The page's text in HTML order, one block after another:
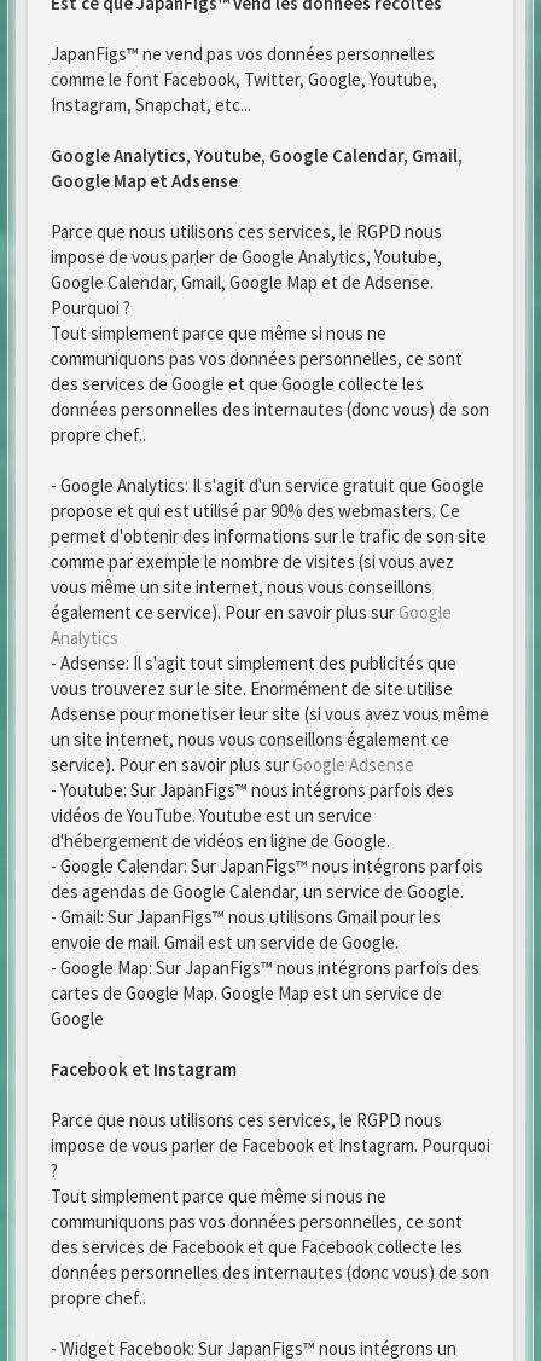
JapanFigs™ ne vend pas vos données personnelles
comme le font Facebook, Twitter, Google, Youtube,
Instagram, Snapchat, etc...
Google Analytics, Youtube, Google Calendar, Gmail,
Google Map et Adsense
Parce que nous utilisons ces services, le RGPD nous
impose de vous parler de Google Analytics, Youtube,
Google Calendar, Gmail, Google Map et de Adsense.
Pourquoi ?
Tout simplement parce que même si nous ne
communiquons pas vos données personnelles, ce sont
des services de Google et que Google collecte les
données personnelles des internautes (donc vous) de son
propre chef..
- Google Analytics: Il s'agit d'un service gratuit que Google
propose et qui est utilisé par 90% des webmasters. Ce
permet d'obtenir des informations sur le trafic de son site
comme par exemple le nombre de visites (si vous avez
vous même un site internet, nous vous conseillons
également ce service). Pour en savoir plus sur Google
Analytics
- Adsense: Il s'agit tout simplement des publicités que
vous trouverez sur le site. Enormément de site utilise
Adsense pour monetiser leur site (si vous avez vous même
un site internet, nous vous conseillons également ce
service). Pour en savoir plus sur Google Adsense
- Youtube: Sur JapanFigs™ nous intégrons parfois des
vidéos de YouTube. Youtube est un service
d'hébergement de vidéos en ligne de Google.
- Google Calendar: Sur JapanFigs™ nous intégrons parfois
des agendas de Google Calendar, un service de Google.
- Gmail: Sur JapanFigs™ nous utilisons Gmail pour les
envoie de mail. Gmail est un servide de Google.
- Google Map: Sur JapanFigs™ nous intégrons parfois des
cartes de Google Map. Google Map est un service de
Google
Facebook et Instagram
Parce que nous utilisons ces services, le RGPD nous
impose de vous parler de Facebook et Instagram. Pourquoi
?
Tout simplement parce que même si nous ne
communiquons pas vos données personnelles, ce sont
des services de Facebook et que Facebook collecte les
données personnelles des internautes (donc vous) de son
propre chef..
- Widget Facebook: Sur JapanFigs™ nous intégrons un